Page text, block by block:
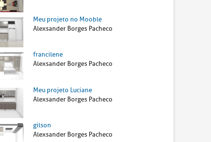
Meu projeto no Mooble
Alexsander Borges Pacheco
francilene
Alexsander Borges Pacheco
Meu projeto Luciane
Alexsander Borges Pacheco
gilson
Alexsander Borges Pacheco